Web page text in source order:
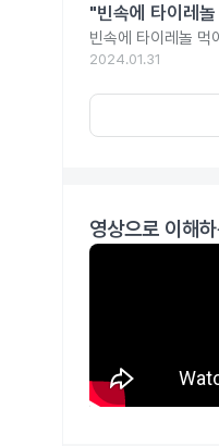
"빈속에 타이레
빈속에 타이레놀 먹
2024.01.31
영상으로 이해